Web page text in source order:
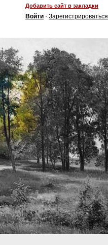
Добавить сайт в закладки
Войти · Зарегистрироваться